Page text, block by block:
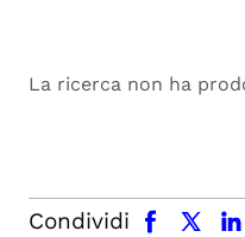
La ricerca non ha
Condividi
facebook x.com linkedin